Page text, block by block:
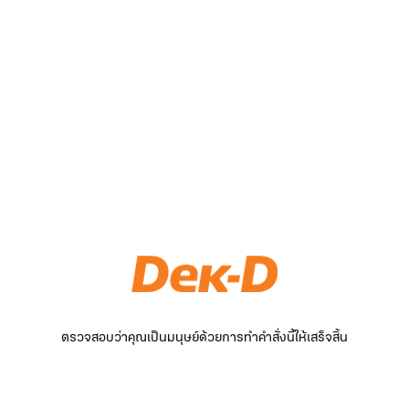
ตรวจสอบว่าคุณเป็นมนุษย์ด้วยการทำคำสั่งนี้ให้เสร็จสิ้น